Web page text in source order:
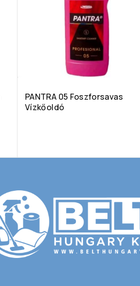
PANTRA 05 Foszforsavas
Vízkőoldó